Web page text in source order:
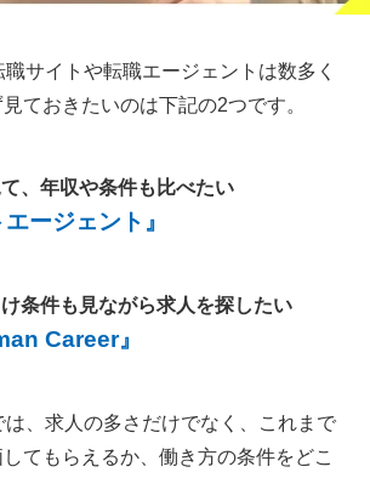
サイトや転職エージェントは数多く
ておきたいのは下記の2つです。
、年収や条件も比べたい
エージェント』
条件も見ながら求人を探したい
Career』
、求人の多さだけでなく、これまで
てもらえるか、働き方の条件をどこ